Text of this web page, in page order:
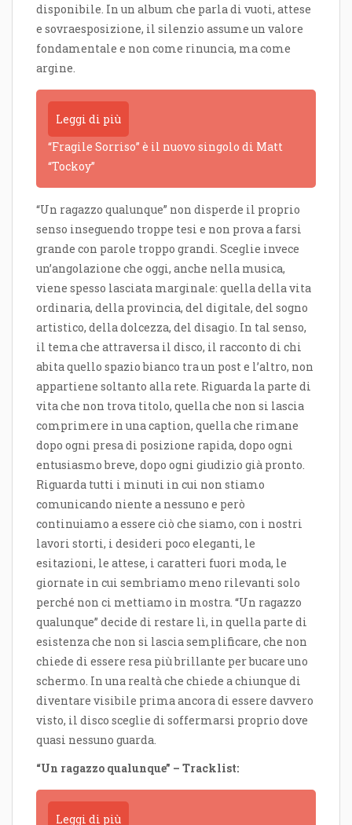
disponibile. In un album che parla di vuoti, attese
e sovraesposizione, il silenzio assume un valore
fondamentale e non come rinuncia, ma come
argine.
Leggi di più
“Fragile Sorriso” è il nuovo singolo di Matt
“Tockoy”
“Un ragazzo qualunque” non disperde il proprio
senso inseguendo troppe tesi e non prova a farsi
grande con parole troppo grandi. Sceglie invece
un’angolazione che oggi, anche nella musica,
viene spesso lasciata marginale: quella della vita
ordinaria, della provincia, del digitale, del sogno
artistico, della dolcezza, del disagio. In tal senso,
il tema che attraversa il disco, il racconto di chi
abita quello spazio bianco tra un post e l’altro, non
appartiene soltanto alla rete. Riguarda la parte di
vita che non trova titolo, quella che non si lascia
comprimere in una caption, quella che rimane
dopo ogni presa di posizione rapida, dopo ogni
entusiasmo breve, dopo ogni giudizio già pronto.
Riguarda tutti i minuti in cui non stiamo
comunicando niente a nessuno e però
continuiamo a essere ciò che siamo, con i nostri
lavori storti, i desideri poco eleganti, le
esitazioni, le attese, i caratteri fuori moda, le
giornate in cui sembriamo meno rilevanti solo
perché non ci mettiamo in mostra. “Un ragazzo
qualunque” decide di restare lì, in quella parte di
esistenza che non si lascia semplificare, che non
chiede di essere resa più brillante per bucare uno
schermo. In una realtà che chiede a chiunque di
diventare visibile prima ancora di essere davvero
visto, il disco sceglie di soffermarsi proprio dove
quasi nessuno guarda.
“Un ragazzo qualunque” – Tracklist:
Leggi di più